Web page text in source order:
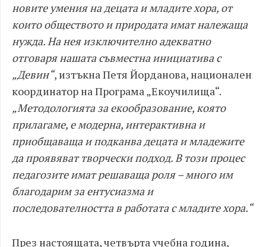
новите умения на децата и младите хора, от
които обществото и природата имат належаща
нужда. На нея изключително адекватно
отговаря нашата съвместна инициатива с
„Девин“, изтъкна Петя Йорданова, национален
координатор на Програма „Екоучилища“.
„Методологията за екообразование, която
прилагаме, е модерна, интерактивна и
приобщаваща и подканва децата и младежите
да проявяват творчески подход. В този процес
педагозите имат решаваща роля – много им
благодарим за ентусиазма и
последователността в работата с младите хора.“
През настоящата, четвърта учебна година,